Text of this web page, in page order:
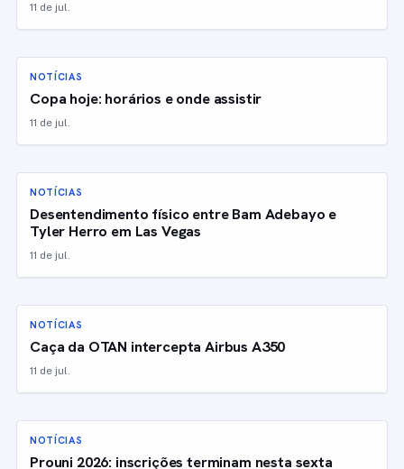
11 de jul.
NOTÍCIAS
Copa hoje: horários e onde assistir
11 de jul.
NOTÍCIAS
Desentendimento físico entre Bam Adebayo e
Tyler Herro em Las Vegas
11 de jul.
NOTÍCIAS
Caça da OTAN intercepta Airbus A350
11 de jul.
NOTÍCIAS
Prouni 2026: inscrições terminam nesta sexta